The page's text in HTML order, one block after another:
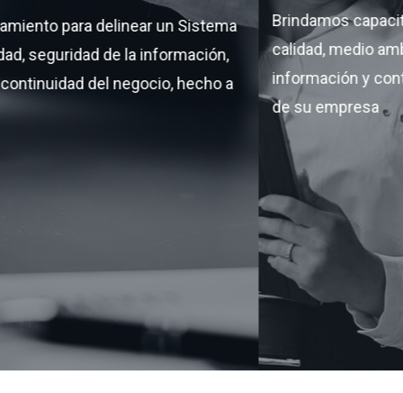
un Sistema
la información,
hecho a
Brindamos capacitación en
calidad, medio ambiente,
información y continuidad del
de su empresa